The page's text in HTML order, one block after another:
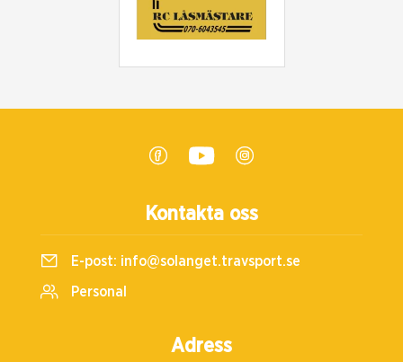
Kontakta oss
E-post: info@solanget.travsport.se
Personal
Adress